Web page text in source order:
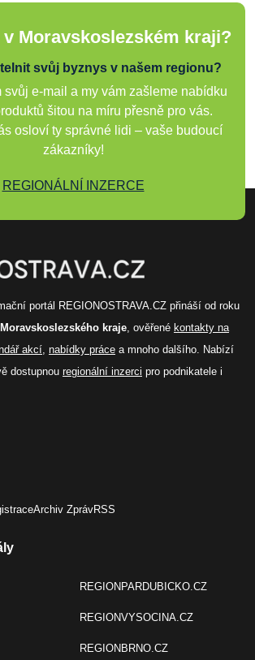
Moravskoslezském kraji?
svůj byznys v našem regionu?
svůj e-mail a my vám zašleme nabídku
šitou na míru přesně pro vás.
osloví ty správné lidi – vaše budoucí
zákazníky!
REGIONÁLNÍ INZERCE
portál REGIONOSTRAVA.CZ přináší od roku
Moravskoslezského kraje , ověřené kontakty na
akcí nabídky práce a mnoho dalšího. Nabízí
dostupnou regionální inzerci pro podnikatele i
Archiv ZprávRSS
REGIONPARDUBICKO.CZ
REGIONVYSOCINA.CZ
REGIONBRNO.CZ